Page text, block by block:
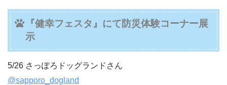
『健幸フェスタ 』にて防災体験コーナー展
示
5/26 さっぽろドッグランドさん
@sapporo_dogland